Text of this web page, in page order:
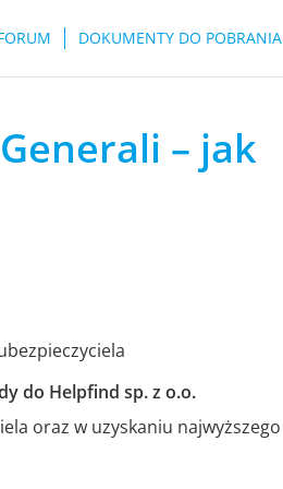
DOKUMENTY DO POBRANIA
– jak
do Helpfind sp. z o.o.
oraz w uzyskaniu najwyższego